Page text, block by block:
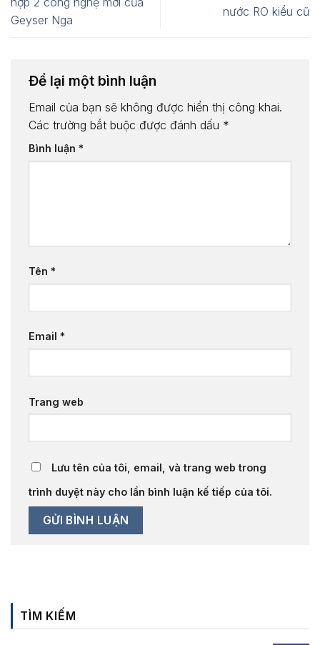
Geyser Nga
nước RO kiểu cũ
Để lại một bình luận
Email của bạn sẽ không được hiển thị công khai.
Các trường bắt buộc được đánh dấu *
Bình luận *
Tên *
Email *
Trang web
Lưu tên của tôi, email, và trang web trong
trình duyệt này cho lần bình luận kế tiếp của tôi.
TÌM KIẾM